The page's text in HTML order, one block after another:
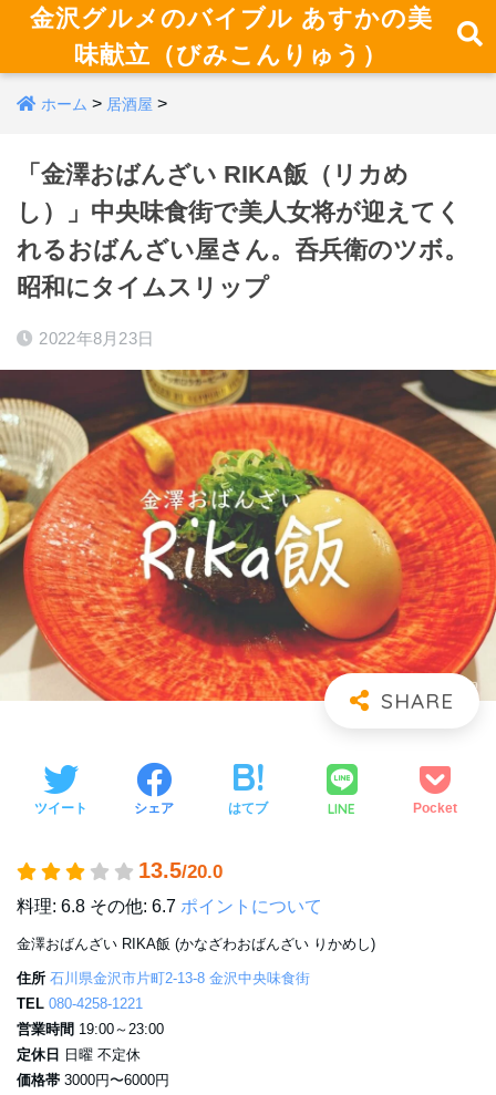
金沢グルメのバイブル あすかの美
味献立（びみこんりゅう）
ホーム > 居酒屋 >
「金澤おばんざい RIKA飯（リカめ
し）」中央味食街で美人女将が迎えてく
れるおばんざい屋さん。呑兵衛のツボ。
昭和にタイムスリップ
2022年8月23日
ツイート シェア はてブ LINE Pocket
13.5/20.0
料理: 6.8 その他: 6.7 ポイントについて
金澤おばんざい RIKA飯 (かなざわおばんざい りかめし)
住所 石川県金沢市片町2-13-8 金沢中央味食街
TEL 080-4258-1221
営業時間 19:00～23:00
定休日
日曜 不定休
価格帯 3000円〜6000円